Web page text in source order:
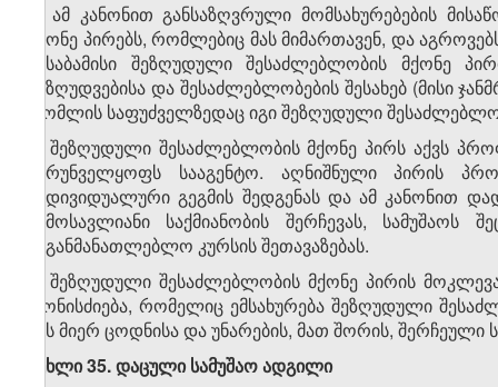
2. ამ კანონით განსაზღვრული მომსახურებების
მქონე პირებს, რომლებიც მას მიმართავენ, და
შესაბამისი შეზღუდული შესაძლებლობის მქონე
შეზღუდვებისა და შესაძლებლობების შესახებ (მისი
რომლის საფუძველზედაც იგი შეზღუდული
3. შეზღუდული შესაძლებლობის მქონე პირს აქვს
უზრუნველყოფს სააგენტო. აღნიშნული პირის
ინდივიდუალური გეგმის შედგენას და ამ კანონით
შემოსავლიანი საქმიანობის შერჩევას,
საგანმანათლებლო კურსის შეთავაზებას.
4. შეზღუდული შესაძლებლობის მქონე პირის
ღონისძიება, რომელიც ემსახურება შეზღუდული
მის მიერ ცოდნისა და უნარების, მათ შორის, შერჩეული
მუხლი 35. დაცული სამუშაო ადგილი